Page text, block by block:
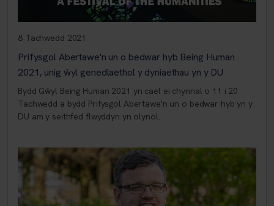
8 Tachwedd 2021
Prifysgol Abertawe'n un o bedwar hyb Being Human
2021, unig ŵyl genedlaethol y dyniaethau yn y DU
Bydd Gŵyl Being Human 2021 yn cael ei chynnal o 11 i 20
Tachwedd a bydd Prifysgol Abertawe'n un o bedwar hyb yn y
DU am y seithfed flwyddyn yn olynol.